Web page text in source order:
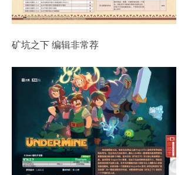
矿坑之下 编辑非常荐